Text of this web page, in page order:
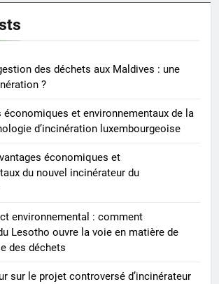
Innovation en matière
d’incinérateur : comment Haïti
ouvre la voie en matière
d’élimination durable des
AIO
L’évolution de la technologie des
Gambie : présentation du
des déchets aux Maldives : une
?
économiques et environnementaux de la
d’incinération luxembourgeoise
économiques et
du nouvel incinérateur du
environnemental : comment
Lesotho ouvre la voie en matière de
des déchets
sur le projet controversé d’incinérateur